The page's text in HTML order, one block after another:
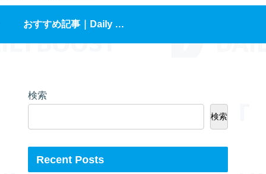
おすすめ記事｜Daily Boost編集部が選ぶ“人生が変わる3本”
検索
検索
Recent Posts